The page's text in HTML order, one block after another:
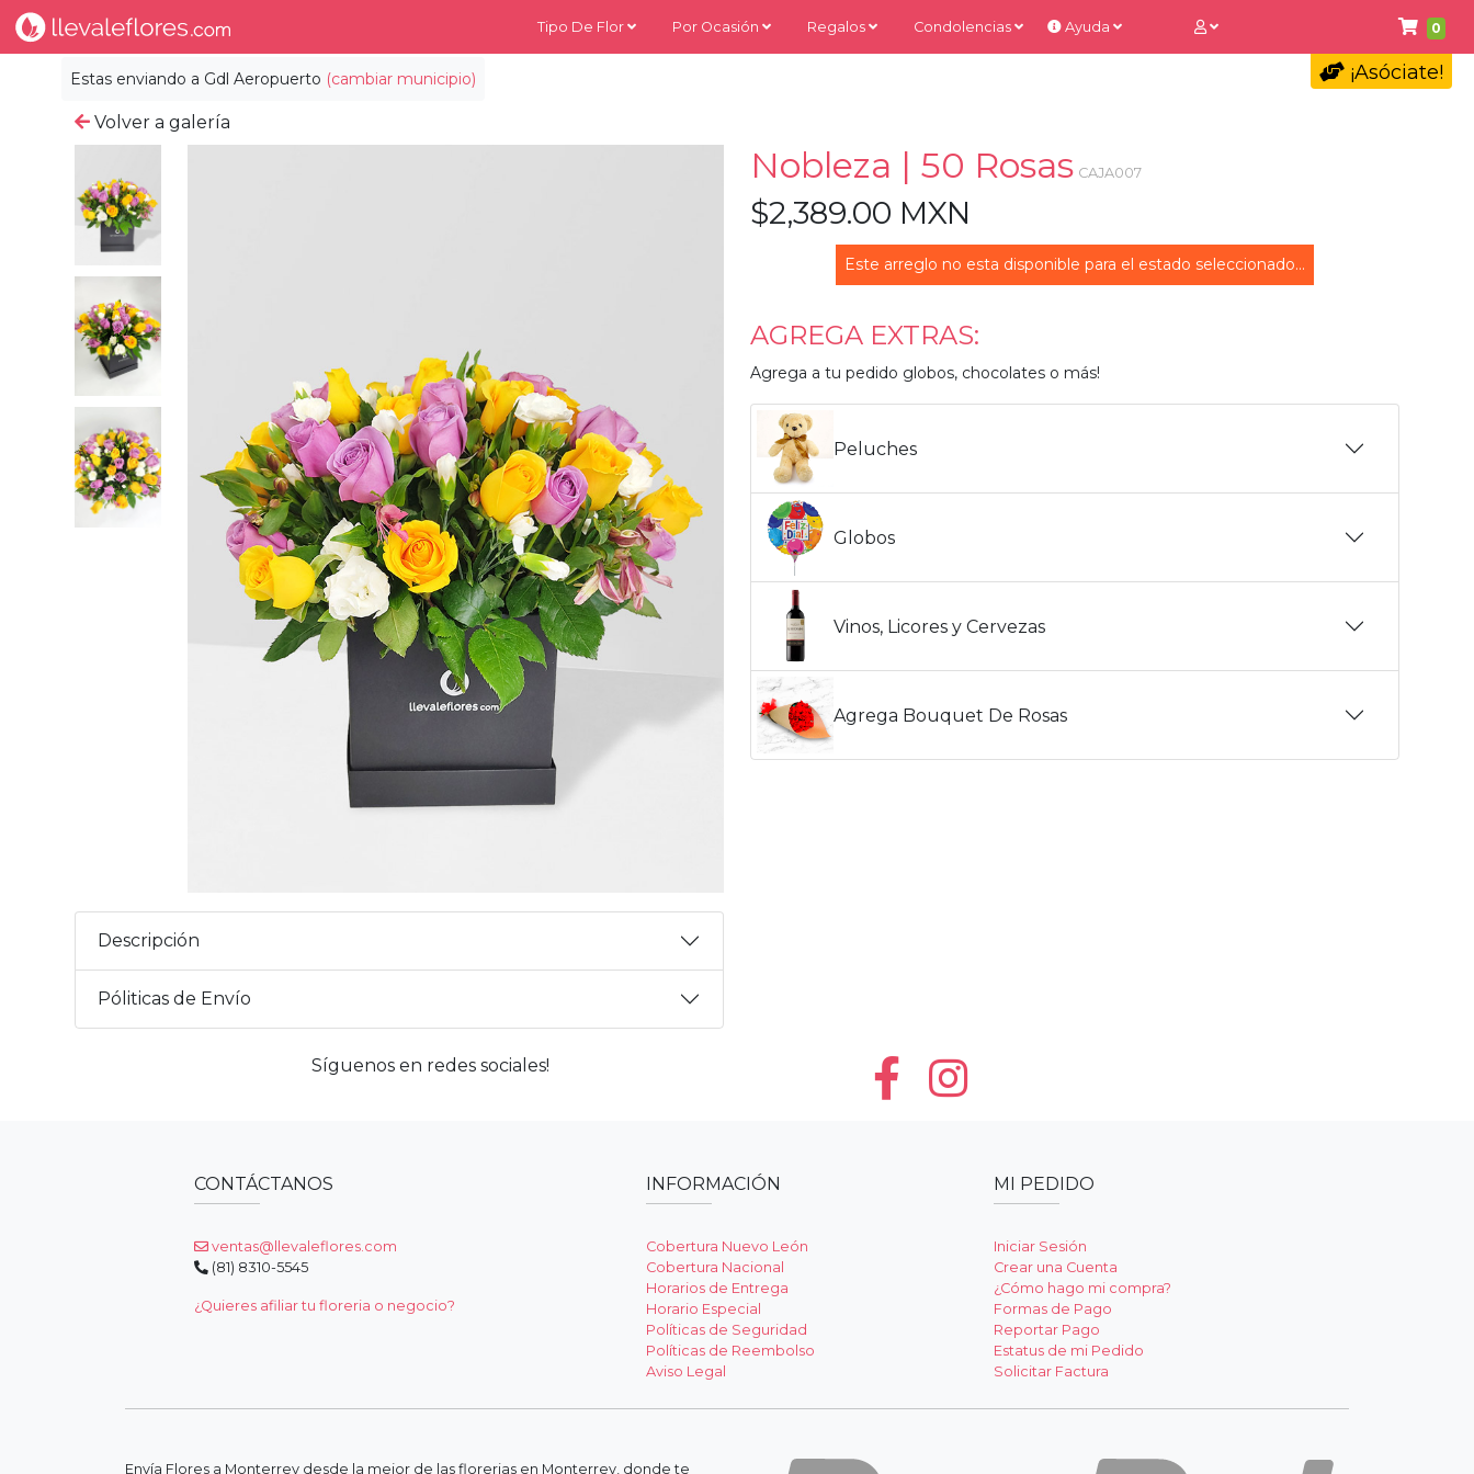
0
Estas enviando a Gdl Aeropuerto (cambiar municipio)
Tipo De Flor Por Ocasión Regalos Condolencias Ayuda
¡Asóciate!
Volver a galería
Descripción
Póliticas de Envío
Nobleza | 50 Rosas CAJA007
$2,389.00 MXN
Este arreglo no esta disponible para el estado seleccionado...
AGREGA EXTRAS:
Agrega a tu pedido globos, chocolates o más!
Peluches
Globos
Vinos, Licores y Cervezas
Agrega Bouquet De Rosas
Síguenos en redes sociales!
CONTÁCTANOS
ventas@llevaleflores.com
(81) 8310-5545
¿Quieres afiliar tu floreria o negocio?
INFORMACIÓN
Cobertura Nuevo León
Cobertura Nacional
Horarios de Entrega
Horario Especial
Políticas de Seguridad
Políticas de Reembolso
Aviso Legal
MI PEDIDO
Iniciar Sesión
Crear una Cuenta
¿Cómo hago mi compra?
Formas de Pago
Reportar Pago
Estatus de mi Pedido
Solicitar Factura
Envía Flores a Monterrey desde la mejor de las florerias en Monterrey, donde te